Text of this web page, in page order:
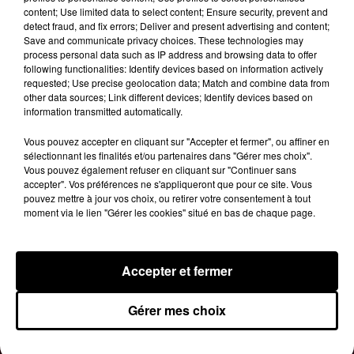
Publié : 2 septembre 2019 à 14h21 par MT
— DGCCRF (@dgccrf)August 30, 2019
Le lot qui serait perforé porte le numéro 17F4282.
Vous êtes priés de ne pas utiliser les préservatifs
en question et de les ramener en magasin. Au
risque pour vous de contracter une MST ou pour
éviter une grossesse non désirée.
Fil actus
7 août 2026
Moha MMZ dévoile « Mikasa », un nouveau
single entre amour et...
7 août 2026
Franglish et Keblack dévoilent une session live
Russ frappe fort avec son nouveau single «
Coulda Shoulda Woulda »
content; Use limited data to select content; Ensure security, prevent and
detect fraud, and fix errors; Deliver and present advertising and content;
Save and communicate privacy choices. These technologies may
process personal data such as IP address and browsing data to offer
following functionalities: Identify devices based on information actively
requested; Use precise geolocation data; Match and combine data from
other data sources; Link different devices; Identify devices based on
information transmitted automatically.
Vous pouvez accepter en cliquant sur "Accepter et fermer", ou affiner en
sélectionnant les finalités et/ou partenaires dans "Gérer mes choix".
Vous pouvez également refuser en cliquant sur "Continuer sans
accepter". Vos préférences ne s'appliqueront que pour ce site. Vous
pouvez mettre à jour vos choix, ou retirer votre consentement à tout
moment via le lien "Gérer les cookies" situé en bas de chaque page.
Gérer mes choix
Accepter et fermer